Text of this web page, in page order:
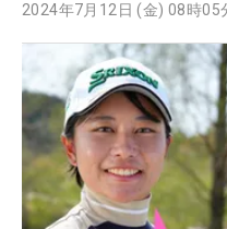
う。そんな飯島が導き出し
2024年7月12日 (金) 08時05